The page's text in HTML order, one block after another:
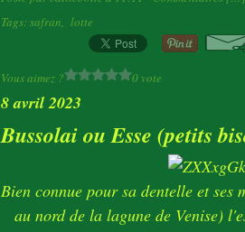
Tags: safran, lotte
Vous aimez ? 0 vote
8 avril 2023
Bussolai ou Esse (petits
Bien connue pour sa dentelle et ses
au nord de la lagune de Venise)